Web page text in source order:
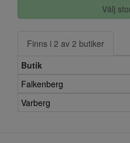
Välj
Finns i 2 av 2 butiker
Butik
Falkenberg
Varberg